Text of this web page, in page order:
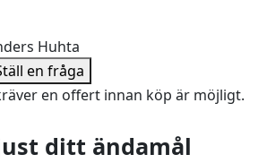
Huhta
en fråga
en offert innan köp är möjligt.
ditt ändamål